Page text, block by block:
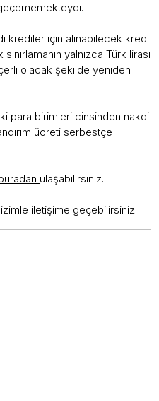
geçememekteydi.
krediler için alınabilecek kredi
yalnızca Türk lirası
olacak şekilde yeniden
para birimleri cinsinden nakdi
ücreti serbestçe
ulaşabilirsiniz.
iletişime geçebilirsiniz.